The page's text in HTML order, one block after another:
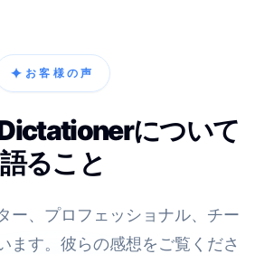
✦ お客様の声
について
語ること
ー、プロフェッショナル、チー
ます。彼らの感想をご覧くださ